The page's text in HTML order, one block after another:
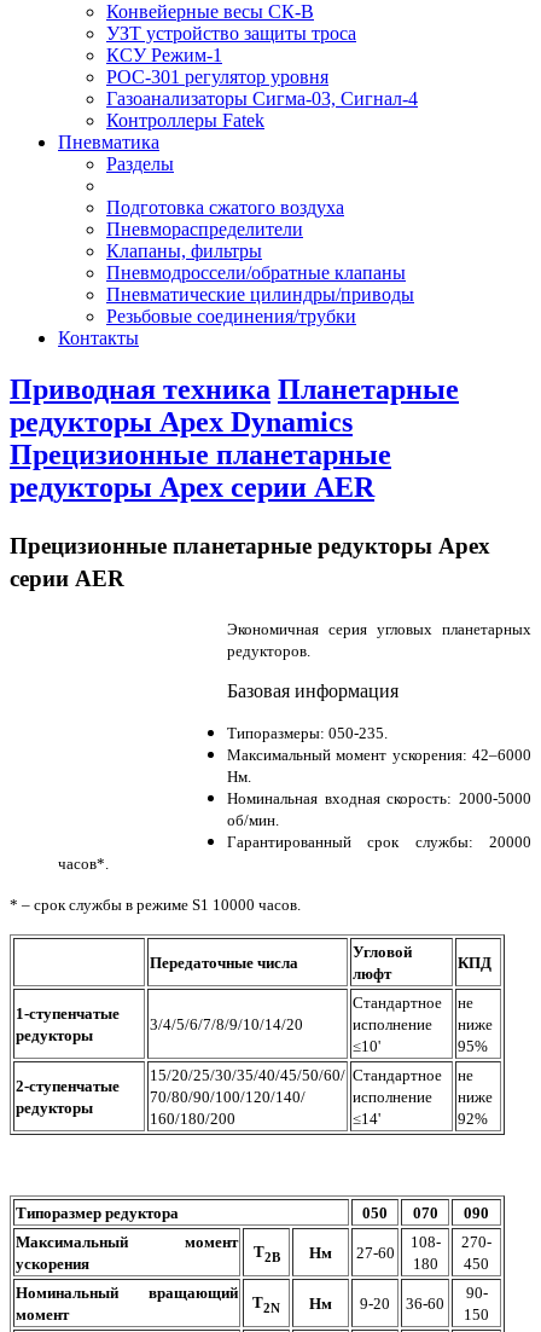
Конвейерные весы СК-В
УЗТ устройство защиты троса
КСУ Режим-1
РОС-301 регулятор уровня
Газоанализаторы Сигма-03, Сигнал-4
Контроллеры Fatek
Пневматика
Разделы
Подготовка сжатого воздуха
Пневмораспределители
Клапаны, фильтры
Пневмодроссели/обратные клапаны
Пневматические цилиндры/приводы
Резьбовые соединения/трубки
Контакты
Приводная техника Планетарные
редукторы Apex Dynamics
Прецизионные планетарные
редукторы Apex серии AER
Прецизионные планетарные редукторы Apex
серии AER
Экономичная серия угловых планетарных
редукторов.
Базовая информация
Типоразмеры: 050-235.
Максимальный момент ускорения: 42–6000
Нм.
Номинальная входная скорость: 2000-5000
об/мин.
Гарантированный срок службы: 20000
часов*.
* – срок службы в режиме S1 10000 часов.
Передаточные числа
Угловой
люфт
КПД
1-ступенчатые
редукторы
3/4/5/6/7/8/9/10/14/20
Стандартное
исполнение
≤10'
не
ниже
95%
2-ступенчатые
редукторы
15/20/25/30/35/40/45/50/60/
70/80/90/100/120/140/
160/180/200
Стандартное
исполнение
≤14'
не
ниже
92%
Типоразмер редуктора 050 070
090
Максимальный момент
ускорения
T2B Нм 27-60
108-
180
270-
450
Номинальный вращающий
момент
T2N Нм 9-20 36-60
90-
150